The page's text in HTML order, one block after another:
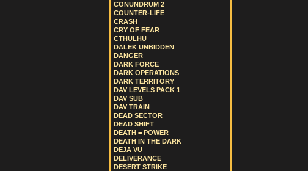
CONUNDRUM 2
COUNTER-LIFE
CRASH
CRY OF FEAR
CTHULHU
DALEK UNBIDDEN
DANGER
DARK FORCE
DARK OPERATIONS
DARK TERRITORY
DAV LEVELS PACK 1
DAV SUB
DAV TRAIN
DEAD SECTOR
DEAD SHIFT
DEATH = POWER
DEATH IN THE DARK
DEJA VU
DELIVERANCE
DESERT STRIKE